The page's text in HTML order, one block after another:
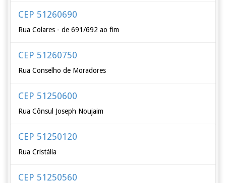
CEP 51260690
Rua Colares - de 691/692 ao fim
CEP 51260750
Rua Conselho de Moradores
CEP 51250600
Rua Cônsul Joseph Noujaim
CEP 51250120
Rua Cristália
CEP 51250560